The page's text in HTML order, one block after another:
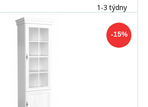
1-3 týdny
-15%